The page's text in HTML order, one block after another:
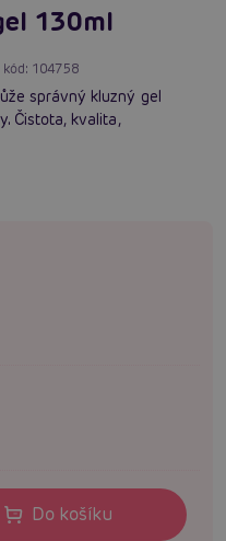
130ml
kód: 104758
správný kluzný gel
Čistota, kvalita,
Do košíku